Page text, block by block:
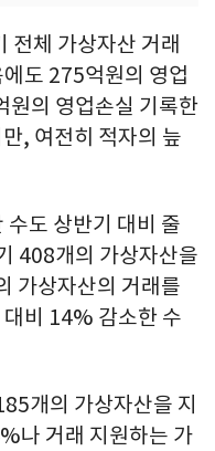
전체 가상자산 거래
도 275억원의 영업
원의 영업손실 기록한
, 여전히 적자의 늪
도 상반기 대비 줄
408개의 가상자산을
가상자산의 거래를
비 14% 감소한 수
개의 가상자산을 지
나 거래 지원하는 가